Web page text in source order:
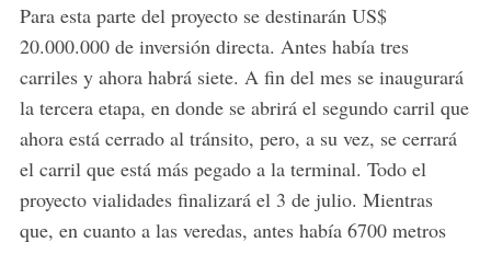
Para esta parte del proyecto se destinarán US$
20.000.000 de inversión directa. Antes había tres
carriles y ahora habrá siete. A fin del mes se inaugurará
la tercera etapa, en donde se abrirá el segundo carril que
ahora está cerrado al tránsito, pero, a su vez, se cerrará
el carril que está más pegado a la terminal. Todo el
proyecto vialidades finalizará el 3 de julio. Mientras
que, en cuanto a las veredas, antes había 6700 metros